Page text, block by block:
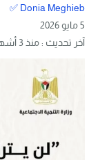
Donia Meghieb ✅
5 مايو 2026
آخر تحديث :منذ 3 أشهر